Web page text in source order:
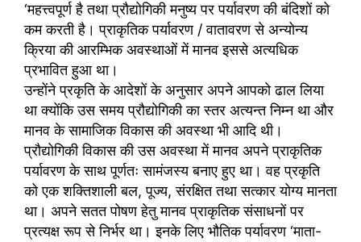
‘महत्त्वपूर्ण है तथा प्रौद्योगिकी मनुष्य पर पर्यावरण की बंदिशों को
कम करती है। प्राकृतिक पर्यावरण / वातावरण से अन्योन्य
क्रिया की आरम्भिक अवस्थाओं में मानव इससे अत्यधिक
प्रभावित हुआ था।
उन्होंने प्रकृति के आदेशों के अनुसार अपने आपको ढाल लिया
था क्योंकि उस समय प्रौद्योगिकी का स्तर अत्यन्त निम्न था और
मानव के सामाजिक विकास की अवस्था भी आदि थी।
प्रौद्योगिकी विकास की उस अवस्था में मानव अपने प्राकृतिक
पर्यावरण के साथ पूर्णतः सामंजस्य बनाए हुए था। वह प्रकृति
को एक शक्तिशाली बल, पूज्य, संरक्षित तथा सत्कार योग्य मानता
था। अपने सतत पोषण हेतु मानव प्राकृतिक संसाधनों पर
प्रत्यक्ष रूप से निर्भर था। इनके लिए भौतिक पर्यावरण ‘माता-